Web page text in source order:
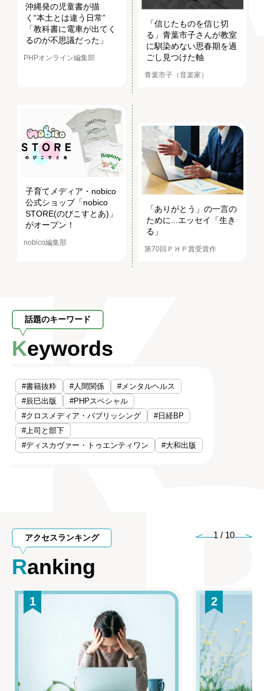
沖縄発の児童書が描
く“本土とは違う日常”
「教科書に電車が出てく
るのが不思議だった」
PHPオンライン編集部
「信じたものを信じ切
る」青葉市子さんが教室
に馴染めない思春期を過
ごし見つけた軸
青葉市子（音楽家）
子育てメディア・nobico
公式ショップ「nobico
STORE(のびこすとあ)」
がオープン！
nobico編集部
「ありがとう」の一言の
ために...エッセイ「生き
る」
第70回ＰＨＰ賞受賞作
話題のキーワード
Keywords
#書籍抜粋 #人間関係
#メンタルヘルス
#辰巳出版
#PHPスペシャル
#クロスメディア・パブリッシング
#日経BP
#上司と部下
#ディスカヴァー・トゥエンティワン
#大和出版
アクセスランキング
Ranking
1 / 10
1 2